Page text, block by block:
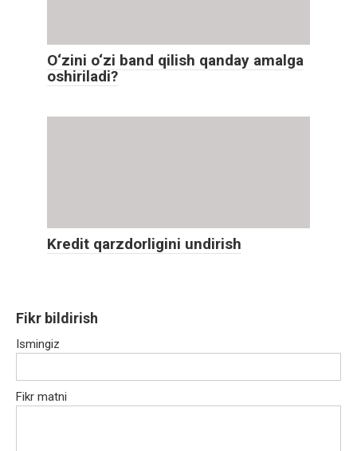
O‘zini o‘zi band qilish qanday amalga
oshiriladi?
Kredit qarzdorligini undirish
Fikr bildirish
Ismingiz
Fikr matni